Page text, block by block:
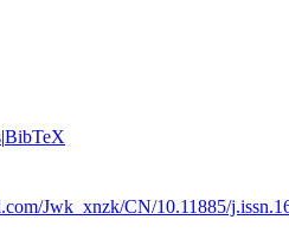
|BibTeX
Jwk_xnzk/CN/10.11885/